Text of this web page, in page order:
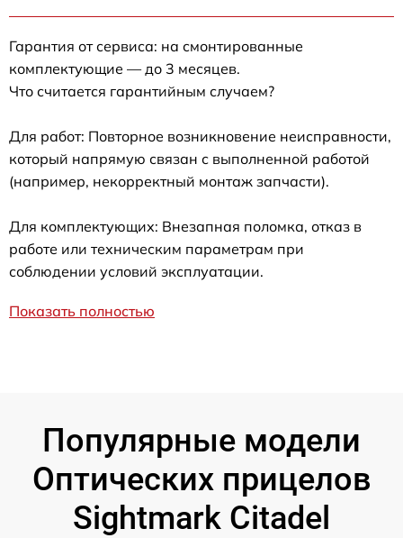
Гарантия от сервиса: на смонтированные
комплектующие — до 3 месяцев.
Что считается гарантийным случаем?
Для работ: Повторное возникновение неисправности,
который напрямую связан с выполненной работой
(например, некорректный монтаж запчасти).
Для комплектующих: Внезапная поломка, отказ в
работе или техническим параметрам при
соблюдении условий эксплуатации.
Показать полностью
Популярные модели
Оптических прицелов
Sightmark Citadel